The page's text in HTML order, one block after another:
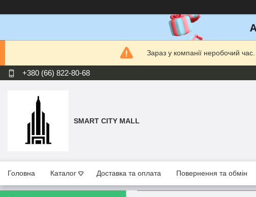
Зараз у компанії неробочий
+380 (66) 822-80-68
SMART CITY MALL
Головна Каталог Доставка та оплата Повернення та обмін